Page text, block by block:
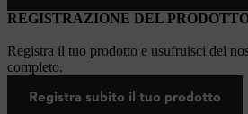
REGISTRAZIONE DEL
Registra il tuo prodotto e usufruisci del
completo.
Registra subito il tuo prodotto